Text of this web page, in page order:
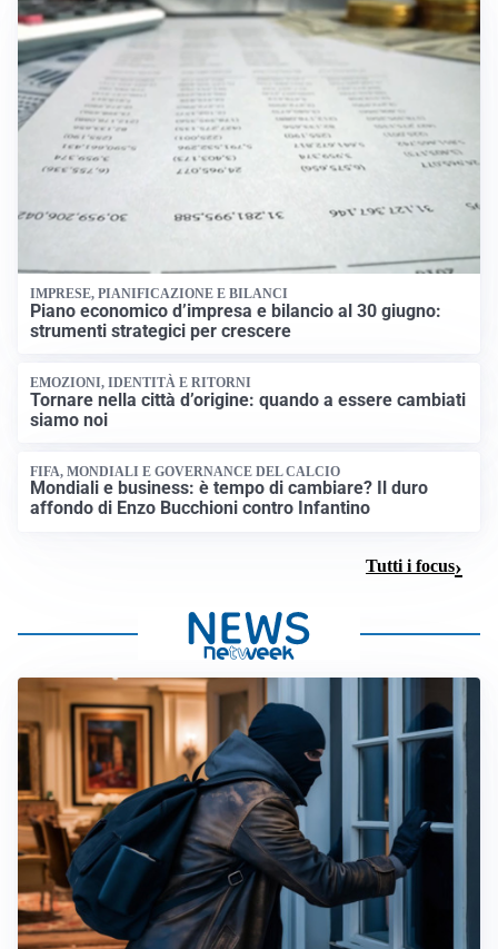
IMPRESE, PIANIFICAZIONE E BILANCI
Piano economico d’impresa e bilancio al 30 giugno:
strumenti strategici per crescere
EMOZIONI, IDENTITÀ E RITORNI
Tornare nella città d’origine: quando a essere cambiati
siamo noi
FIFA, MONDIALI E GOVERNANCE DEL CALCIO
Mondiali e business: è tempo di cambiare? Il duro
affondo di Enzo Bucchioni contro Infantino
Tutti i focus